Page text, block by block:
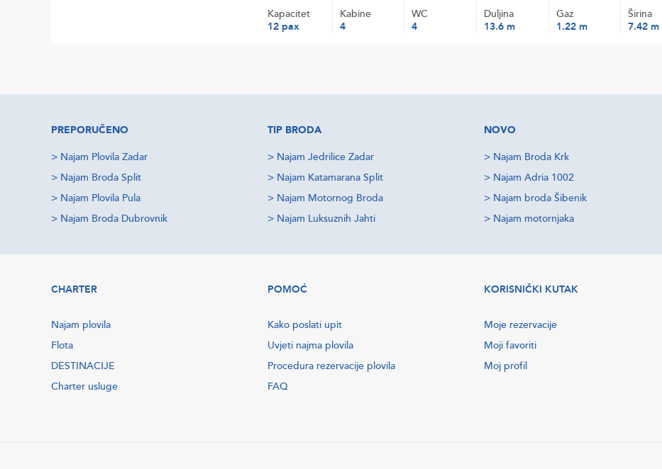
Kapacitet
12 pax
Kabine
4
WC
4
Duljina
13.6 m
Gaz
1.22 m
Širina
7.42 m
PREPORUČENO
> Najam Plovila Zadar
> Najam Broda Split
> Najam Plovila Pula
> Najam Broda Dubrovnik
TIP BRODA
> Najam Jedrilice Zadar
> Najam Katamarana Split
> Najam Motornog Broda
> Najam Luksuznih Jahti
NOVO
> Najam Broda Krk
> Najam Adria 1002
> Najam broda Šibenik
> Najam motornjaka
CHARTER
Najam plovila
Flota
DESTINACIJE
Charter usluge
POMOĆ
Kako poslati upit
Uvjeti najma plovila
Procedura rezervacije plovila
FAQ
KORISNIČKI KUTAK
Moje rezervacije
Moji favoriti
Moj profil